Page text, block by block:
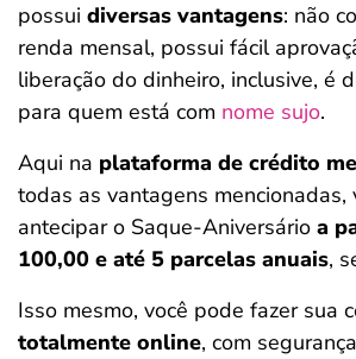
possui diversas vantagens: não
renda mensal, possui fácil
liberação do dinheiro, inclusive, é
para quem está com nome sujo.
Aqui na plataforma de crédito
todas as vantagens mencionadas,
antecipar o Saque-Aniversário a
100,00 e até 5 parcelas anuais,
Isso mesmo, você pode fazer sua
totalmente online, com